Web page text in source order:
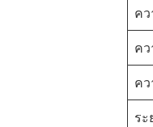
ค
ค
ค
ร